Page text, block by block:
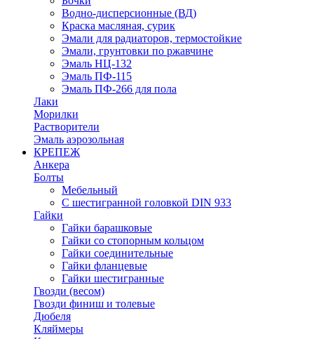
Водно-дисперсионные (ВД)
Краска масляная, сурик
Эмали для радиаторов, термостойкие
Эмали, грунтовки по ржавчине
Эмаль НЦ-132
Эмаль ПФ-115
Эмаль ПФ-266 для пола
Лаки
Морилки
Растворители
Эмаль аэрозольная
КРЕПЕЖ
Анкера
Болты
Мебельный
С шестигранной головкой DIN 933
Гайки
Гайки барашковые
Гайки со стопорным кольцом
Гайки соединительные
Гайки фланцевые
Гайки шестигранные
Гвозди (весом)
Гвозди финиш и толевые
Дюбеля
Кляймеры